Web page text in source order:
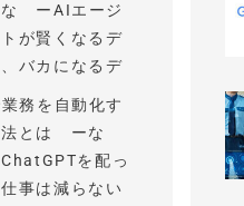
な ーAIエージ
が賢くなるデ
バカになるデ
務を自動化す
法とは ーな
を配っ
事は減らない